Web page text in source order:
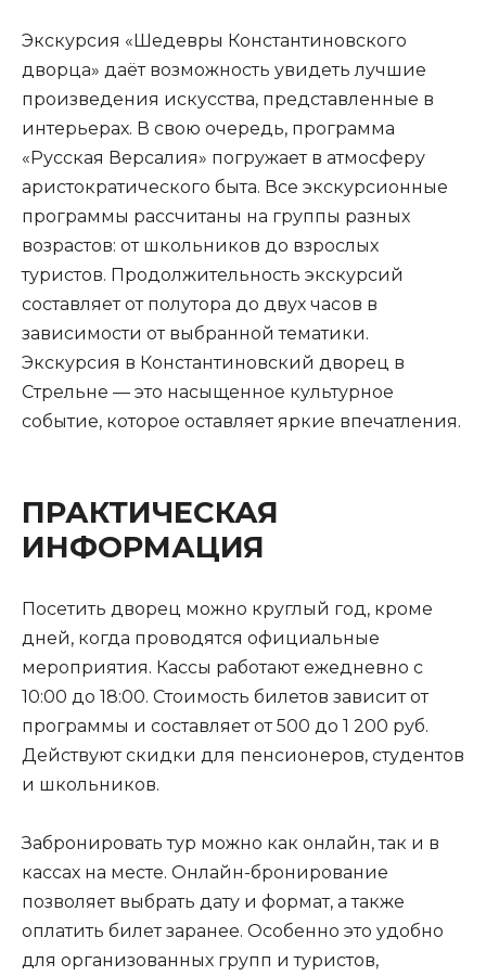
Экскурсия «Шедевры Константиновского
дворца» даёт возможность увидеть лучшие
произведения искусства, представленные в
интерьерах. В свою очередь, программа
«Русская Версалия» погружает в атмосферу
аристократического быта. Все экскурсионные
программы рассчитаны на группы разных
возрастов: от школьников до взрослых
туристов. Продолжительность экскурсий
составляет от полутора до двух часов в
зависимости от выбранной тематики.
Экскурсия в Константиновский дворец в
Стрельне — это насыщенное культурное
событие, которое оставляет яркие впечатления.
ПРАКТИЧЕСКАЯ
ИНФОРМАЦИЯ
Посетить дворец можно круглый год, кроме
дней, когда проводятся официальные
мероприятия. Кассы работают ежедневно с
10:00 до 18:00. Стоимость билетов зависит от
программы и составляет от 500 до 1 200 руб.
Действуют скидки для пенсионеров, студентов
и школьников.
Забронировать тур можно как онлайн, так и в
кассах на месте. Онлайн-бронирование
позволяет выбрать дату и формат, а также
оплатить билет заранее. Особенно это удобно
для организованных групп и туристов,